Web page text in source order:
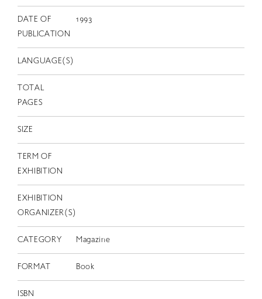
DATE OF
PUBLICATION
1993
LANGUAGE(S)
TOTAL
PAGES
SIZE
TERM OF
EXHIBITION
EXHIBITION
ORGANIZER(S)
CATEGORY Magazine
FORMAT Book
ISBN